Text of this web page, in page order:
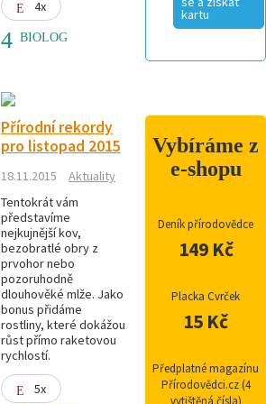
4x
BIOLOG
Přírodní rekordy
pro listopad 2015
18.11.2015
Aktuality
Tentokrát vám
představíme
nejkujnější kov,
bezobratlé obry z
prvohor nebo
pozoruhodně
dlouhověké mlže. Jako
bonus přidáme
rostliny, které dokážou
růst přímo raketovou
rychlostí.
5x
kartu
Vybíráme z
e-shopu
Deník přírodovědce
149 Kč
Placka Cvrček
15 Kč
Předplatné magazínu
Přírodovědci.cz (4